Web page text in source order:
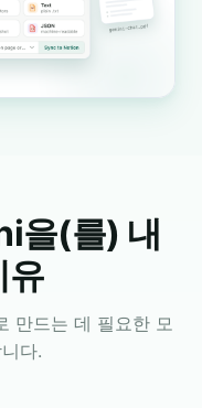
을(를) 내
유
만드는 데 필요한 모
다.